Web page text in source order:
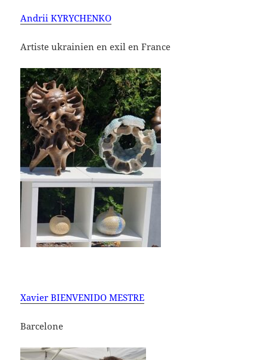
Andrii KYRYCHENKO
Artiste ukrainien en exil en France
Xavier BIENVENIDO MESTRE
Barcelone